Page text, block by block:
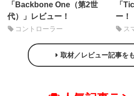
「Backbone One（第2世
代）」レビュー！
コントローラー
「
ー！
ス
取材／レビュー記事を